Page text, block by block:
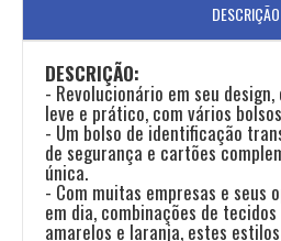
DESCRIÇÃO
DESCRIÇÃO:
- Revolucionário em seu
leve e prático, com vários
- Um bolso de identificação
de segurança e cartões
única.
- Com muitas empresas e seus
em dia, combinações de
amarelos e laranja, estes